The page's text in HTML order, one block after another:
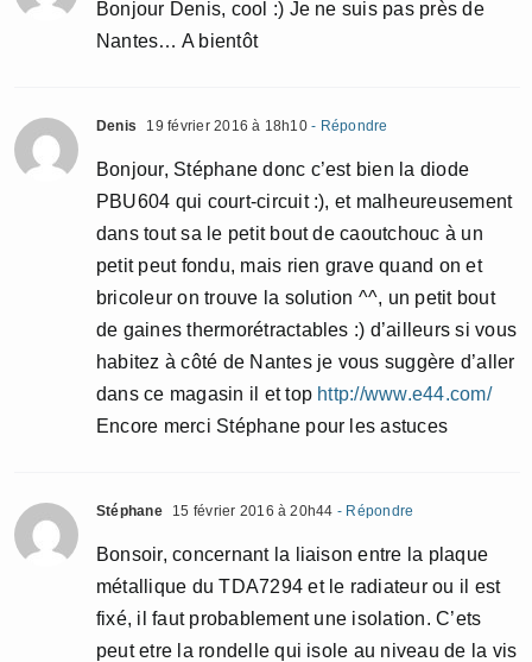
Bonjour Denis, cool :) Je ne suis pas près de
Nantes… A bientôt
Denis 19 février 2016 à 18h10- Répondre
Bonjour, Stéphane donc c’est bien la diode
PBU604 qui court-circuit :), et malheureusement
dans tout sa le petit bout de caoutchouc à un
petit peut fondu, mais rien grave quand on et
bricoleur on trouve la solution ^^, un petit bout
de gaines thermorétractables :) d’ailleurs si vous
habitez à côté de Nantes je vous suggère d’aller
dans ce magasin il et top http://www.e44.com/
Encore merci Stéphane pour les astuces
Stéphane 15 février 2016 à 20h44 - Répondre
Bonsoir, concernant la liaison entre la plaque
métallique du TDA7294 et le radiateur ou il est
fixé, il faut probablement une isolation. C’ets
peut etre la rondelle qui isole au niveau de la vis